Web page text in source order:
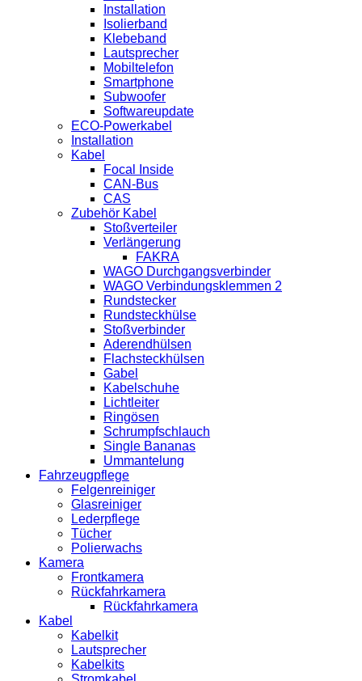
Installation
Isolierband
Klebeband
Lautsprecher
Mobiltelefon
Smartphone
Subwoofer
Softwareupdate
ECO-Powerkabel
Installation
Kabel
Focal Inside
CAN-Bus
CAS
Zubehör Kabel
Stoßverteiler
Verlängerung
FAKRA
WAGO Durchgangsverbinder
WAGO Verbindungsklemmen 2
Rundstecker
Rundsteckhülse
Stoßverbinder
Aderendhülsen
Flachsteckhülsen
Gabel
Kabelschuhe
Lichtleiter
Ringösen
Schrumpfschlauch
Single Bananas
Ummantelung
Fahrzeugpflege
Felgenreiniger
Glasreiniger
Lederpflege
Tücher
Polierwachs
Kamera
Frontkamera
Rückfahrkamera
Rückfahrkamera
Kabel
Kabelkit
Lautsprecher
Kabelkits